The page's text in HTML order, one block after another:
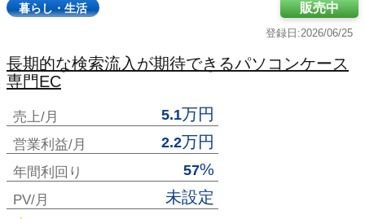
暮らし・生活
登録日:2026/06/25
販売中
長期的な検索流入が期待できるパソコンケース
専門EC
売上/月 5.1万円
営業利益/月 2.2万円
年間利回り 57%
PV/月 未設定